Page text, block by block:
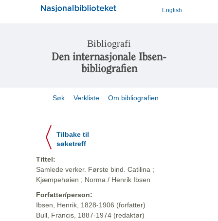
English
Bibliografi
Den internasjonale Ibsen-
bibliografien
Søk Verkliste Om bibliografien
Tilbake til
søketreff
Tittel:
Samlede verker. Første bind. Catilina ;
Kjæmpehøien ; Norma / Henrik Ibsen
Forfatter/person:
Ibsen, Henrik, 1828-1906 (forfatter)
Bull, Francis, 1887-1974 (redaktør)